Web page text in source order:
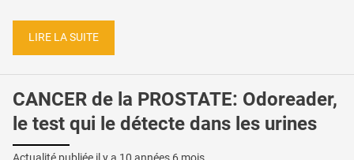
LIRE LA SUITE
CANCER de la PROSTATE: Odoreader,
le test qui le détecte dans les urines
Actualité publiée il y a 10 années 6 mois